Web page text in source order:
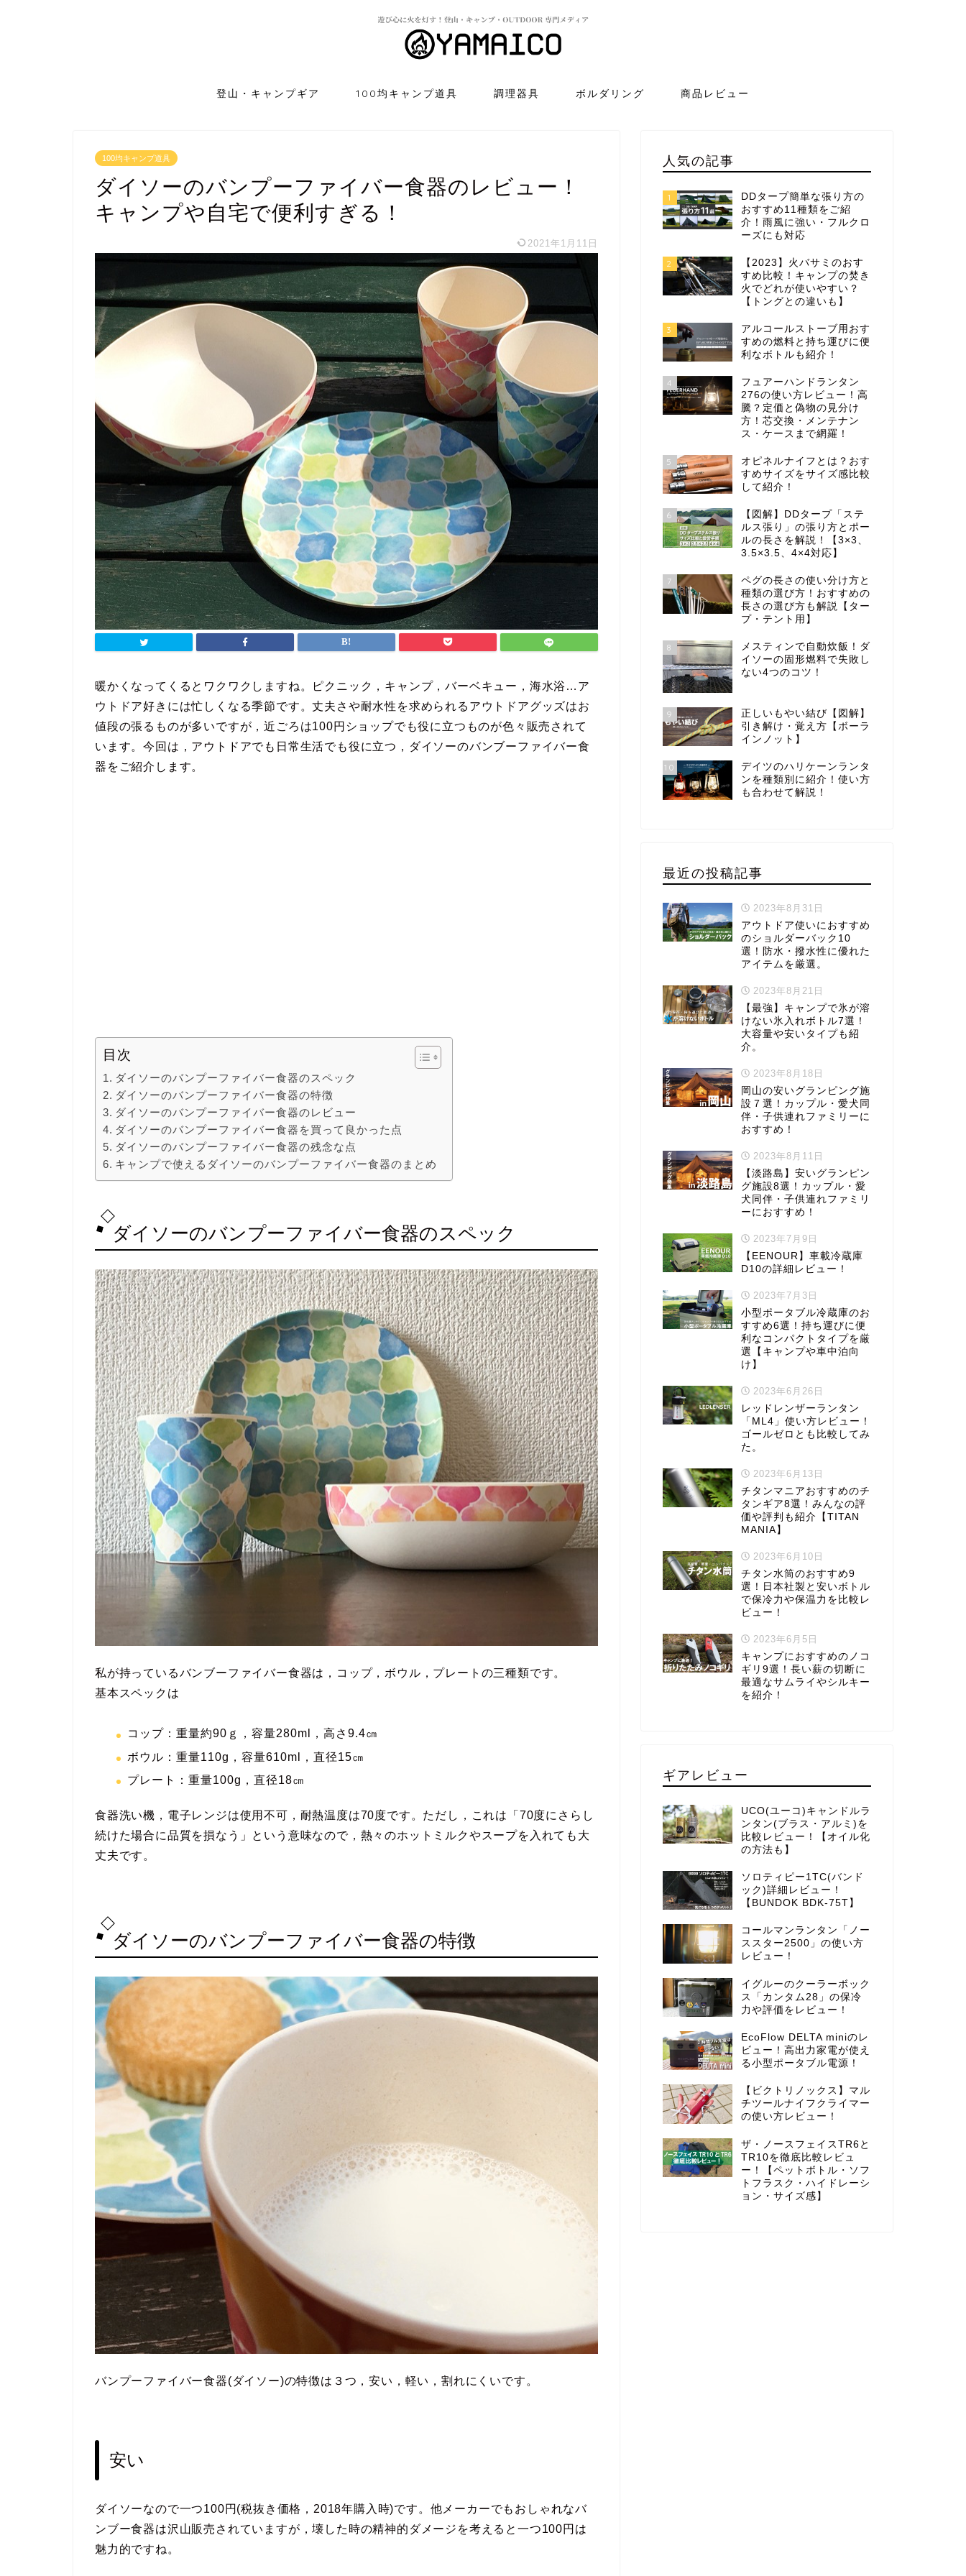
登山・キャンプギア 100均キャンプ道具 調理器具 ボルダリング 商品レビュー
100均キャンプ道具
ダイソーのバンプーファイバー食器のレビュー！
キャンプや自宅で便利すぎる！
2021年1月11日
暖かくなってくるとワクワクしますね。ピクニック，キャンプ，バーベキュー，海水浴…ア
ウトドア好きには忙しくなる季節です。丈夫さや耐水性を求められるアウトドアグッズはお
値段の張るものが多いですが，近ごろは100円ショップでも役に立つものが色々販売されて
います。今回は，アウトドアでも日常生活でも役に立つ，ダイソーのバンブーファイバー食
器をご紹介します。
目次
ダイソーのバンプーファイバー食器のスペック
ダイソーのバンプーファイバー食器の特徴
ダイソーのバンプーファイバー食器のレビュー
ダイソーのバンプーファイバー食器を買って良かった点
ダイソーのバンプーファイバー食器の残念な点
キャンプで使えるダイソーのバンプーファイバー食器のまとめ
ダイソーのバンプーファイバー食器のスペック
私が持っているバンブーファイバー食器は，コップ，ボウル，プレートの三種類です。
基本スペックは
コップ：重量約90ｇ，容量280ml，高さ9.4㎝
ボウル：重量110g，容量610ml，直径15㎝
プレート：重量100g，直径18㎝
食器洗い機，電子レンジは使用不可，耐熱温度は70度です。ただし，これは「70度にさらし
続けた場合に品質を損なう」という意味なので，熱々のホットミルクやスープを入れても大
丈夫です。
ダイソーのバンプーファイバー食器の特徴
バンプーファイバー食器(ダイソー)の特徴は３つ，安い，軽い，割れにくいです。
安い
ダイソーなので一つ100円(税抜き価格，2018年購入時)です。他メーカーでもおしゃれなバ
ンブー食器は沢山販売されていますが，壊した時の精神的ダメージを考えると一つ100円は
魅力的ですね。
人気の記事
1
DDタープ簡単な張り方の
おすすめ11種類をご紹
介！雨風に強い・フルクロ
ーズにも対応
2
【2023】火バサミのおす
すめ比較！キャンプの焚き
火でどれが使いやすい？
【トングとの違いも】
3
アルコールストーブ用おす
すめの燃料と持ち運びに便
利なボトルも紹介！
4
フュアーハンドランタン
276の使い方レビュー！高
騰？定価と偽物の見分け
方！芯交換・メンテナン
ス・ケースまで網羅！
5
オピネルナイフとは？おす
すめサイズをサイズ感比較
して紹介！
6
【図解】DDタープ「ステ
ルス張り」の張り方とポー
ルの長さを解説！【3×3、
3.5×3.5、4×4対応】
7
ペグの長さの使い分け方と
種類の選び方！おすすめの
長さの選び方も解説【ター
プ・テント用】
8
メスティンで自動炊飯！ダ
イソーの固形燃料で失敗し
ない4つのコツ！
9
正しいもやい結び【図解】
引き解け・覚え方【ボーラ
インノット】
10
デイツのハリケーンランタ
ンを種類別に紹介！使い方
も合わせて解説！
最近の投稿記事
2023年8月31日
アウトドア使いにおすすめ
のショルダーバック10
選！防水・撥水性に優れた
アイテムを厳選。
2023年8月21日
【最強】キャンプで氷が溶
けない氷入れボトル7選！
大容量や安いタイプも紹
介。
2023年8月18日
岡山の安いグランピング施
設７選！カップル・愛犬同
伴・子供連れファミリーに
おすすめ！
2023年8月11日
【淡路島】安いグランピン
グ施設8選！カップル・愛
犬同伴・子供連れファミリ
ーにおすすめ！
2023年7月9日
【EENOUR】車載冷蔵庫
D10の詳細レビュー！
2023年7月3日
小型ポータブル冷蔵庫のお
すすめ6選！持ち運びに便
利なコンパクトタイプを厳
選【キャンプや車中泊向
け】
2023年6月26日
レッドレンザーランタン
「ML4」使い方レビュー！
ゴールゼロとも比較してみ
た。
2023年6月13日
チタンマニアおすすめのチ
タンギア8選！みんなの評
価や評判も紹介【TITAN
MANIA】
2023年6月10日
チタン水筒のおすすめ9
選！日本社製と安いボトル
で保冷力や保温力を比較レ
ビュー！
2023年6月5日
キャンプにおすすめのノコ
ギリ9選！長い薪の切断に
最適なサムライやシルキー
を紹介！
ギアレビュー
UCO(ユーコ)キャンドルラ
ンタン(ブラス・アルミ)を
比較レビュー！【オイル化
の方法も】
ソロティピー1TC(バンド
ック)詳細レビュー！
【BUNDOK BDK-75T】
コールマンランタン「ノー
ススター2500」の使い方
レビュー！
イグルーのクーラーボック
ス「カンタム28」の保冷
力や評価をレビュー！
EcoFlow DELTA miniのレ
ビュー！高出力家電が使え
る小型ポータブル電源！
【ビクトリノックス】マル
チツールナイフクライマー
の使い方レビュー！
ザ・ノースフェイスTR6と
TR10を徹底比較レビュ
ー！【ペットボトル・ソフ
トフラスク・ハイドレーシ
ョン・サイズ感】